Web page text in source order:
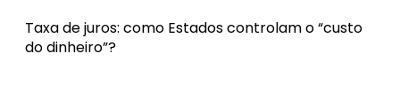
Taxa de juros: como Estados controlam o “custo
do dinheiro”?